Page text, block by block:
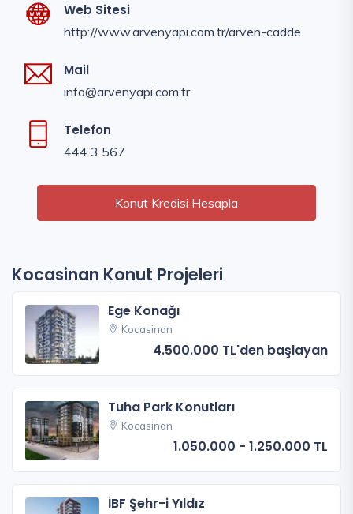
Web Sitesi
http://www.arvenyapi.com.tr/arven-cadde
Mail
info@arvenyapi.com.tr
Telefon
444 3 567
Konut Kredisi Hesapla
Kocasinan Konut Projeleri
Ege Konağı
Kocasinan
4.500.000 TL'den başlayan
Tuha Park Konutları
Kocasinan
1.050.000 - 1.250.000 TL
İBF Şehr-i Yıldız